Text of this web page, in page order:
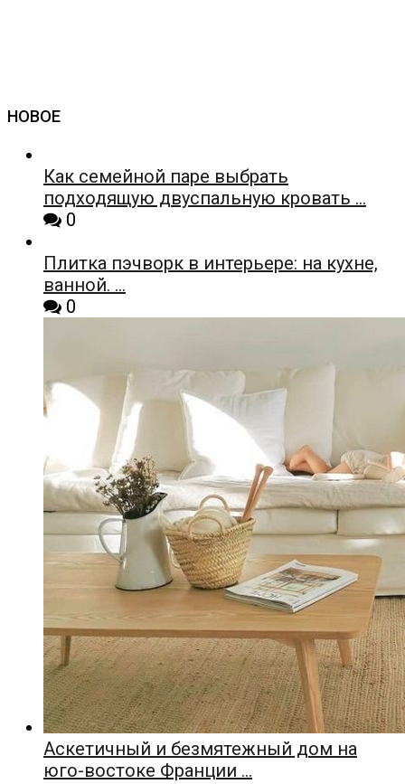
НОВОЕ
Как семейной паре выбрать
подходящую двуспальную кровать …
0
Плитка пэчворк в интерьере: на кухне,
ванной. …
0
Аскетичный и безмятежный дом на
юго-востоке Франции …